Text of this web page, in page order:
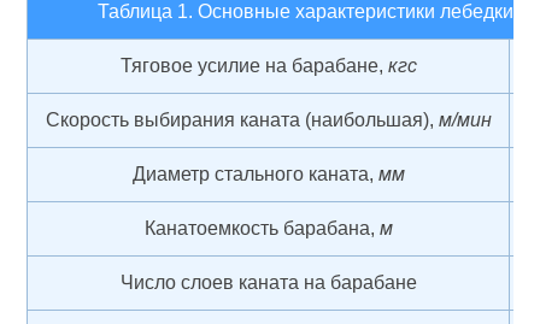
Таблица 1. Основные характеристики лебедки
Тяговое усилие на барабане, кгс
Скорость выбирания каната (наибольшая), м/мин
Диаметр стального каната, мм
Канатоемкость барабана, м
Число слоев каната на барабане